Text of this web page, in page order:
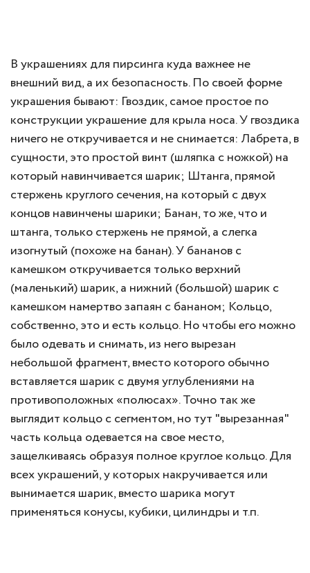
В украшениях для пирсинга куда важнее не
внешний вид, а их безопасность. По своей форме
украшения бывают: Гвоздик, самое простое по
конструкции украшение для крыла носа. У гвоздика
ничего не откручивается и не снимается: Лабрета, в
сущности, это простой винт (шляпка с ножкой) на
который навинчивается шарик; Штанга, прямой
стержень круглого сечения, на который с двух
концов навинчены шарики; Банан, то же, что и
штанга, только стержень не прямой, а слегка
изогнутый (похоже на банан). У бананов с
камешком откручивается только верхний
(маленький) шарик, а нижний (большой) шарик с
камешком намертво запаян с бананом; Кольцо,
собственно, это и есть кольцо. Но чтобы его можно
было одевать и снимать, из него вырезан
небольшой фрагмент, вместо которого обычно
вставляется шарик с двумя углублениями на
противоположных «полюсах». Точно так же
выглядит кольцо с сегментом, но тут "вырезанная"
часть кольца одевается на свое место,
защелкиваясь образуя полное круглое кольцо. Для
всех украшений, у которых накручивается или
вынимается шарик, вместо шарика могут
применяться конусы, кубики, цилиндры и т.п.